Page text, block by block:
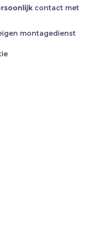
contact met
montagedienst